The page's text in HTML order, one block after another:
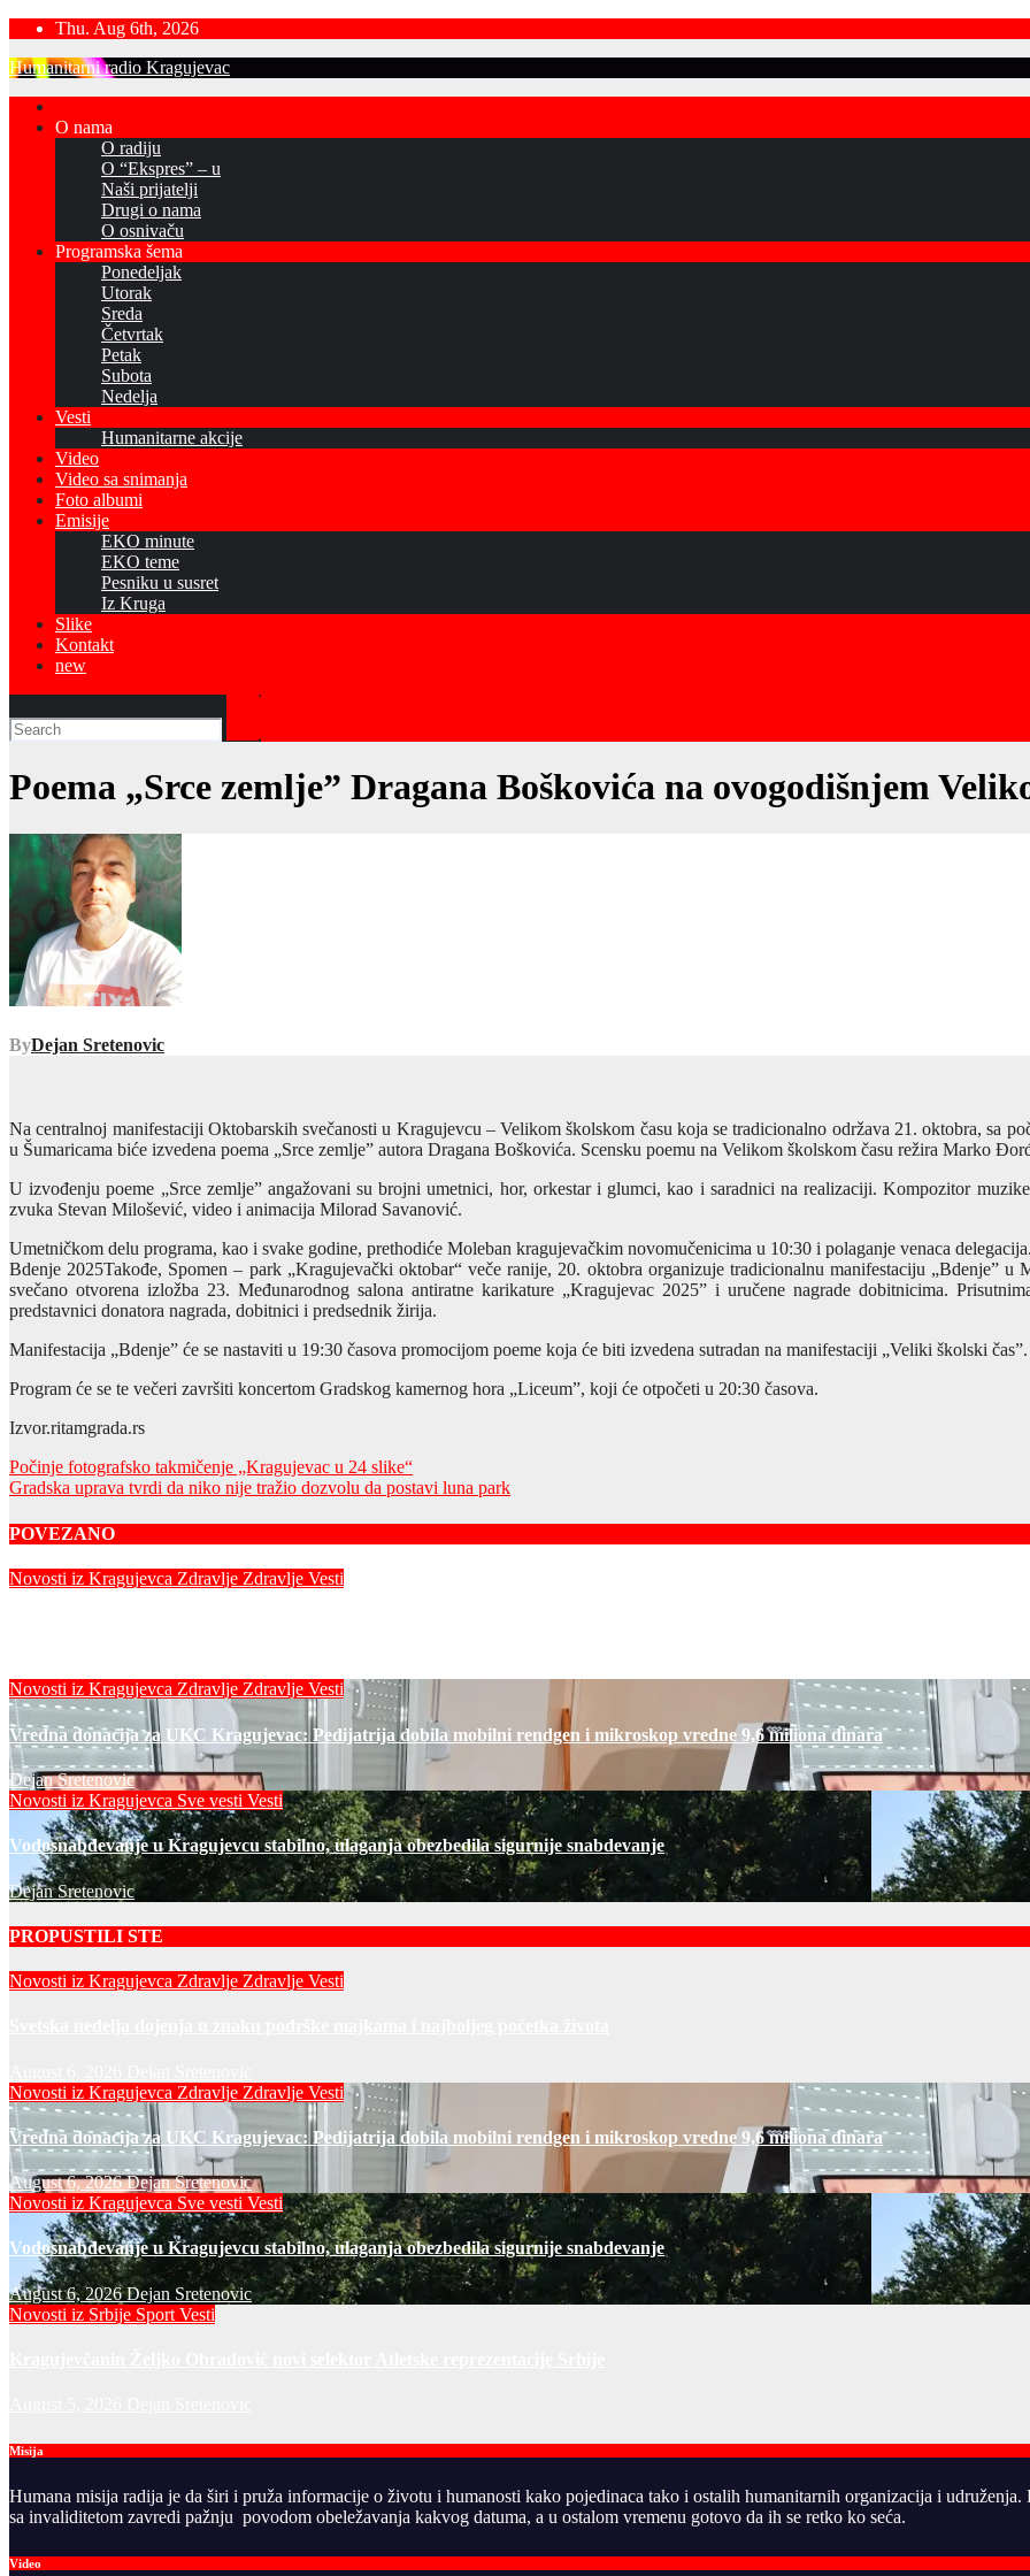
Skip
content
Thu. Aug 6th, 2026
Humanitarni radio Kragujevac
O nama
O radiju
O “Ekspres” – u
Naši prijatelji
Drugi o nama
O osnivaču
Programska šema
Ponedeljak
Utorak
Sreda
Četvrtak
Petak
Subota
Nedelja
Vesti
Humanitarne akcije
Video
Video sa snimanja
Foto albumi
Emisije
EKO minute
EKO teme
Pesniku u susret
Iz Kruga
Slike
Kontakt
new
Poema „Srce zemlje” Dragana Boškovića na ovogodišnjem
ByDejan Sretenovic
Na centralnoj manifestaciji Oktobarskih svečanosti u Kragujevcu – Velikom školskom času koja se tradicionalno održava 21. oktobra, sa
u Šumaricama biće izvedena poema „Srce zemlje” autora Dragana Boškovića. Scensku poemu na Velikom školskom času režira Marko
U izvođenju poeme „Srce zemlje” angažovani su brojni umetnici, hor, orkestar i glumci, kao i saradnici na realizaciji. Kompozitor
zvuka Stevan Milošević, video i animacija Milorad Savanović.
Umetničkom delu programa, kao i svake godine, prethodiće Moleban kragujevačkim novomučenicima u 10:30 i polaganje venaca delegacija.
Bdenje 2025Takođe, Spomen – park „Kragujevački oktobar“ veče ranije, 20. oktobra organizuje tradicionalnu manifestaciju „Bdenje”
svečano otvorena izložba 23. Međunarodnog salona antiratne karikature „Kragujevac 2025” i uručene nagrade dobitnicima.
predstavnici donatora nagrada, dobitnici i predsednik žirija.
Manifestacija „Bdenje” će se nastaviti u 19:30 časova promocijom poeme koja će biti izvedena sutradan na manifestaciji „Veliki školski čas”.
Program će se te večeri završiti koncertom Gradskog kamernog hora „Liceum”, koji će otpočeti u 20:30 časova.
Izvor.ritamgrada.rs
Post
navigation
Počinje fotografsko takmičenje „Kragujevac u 24 slike“
Gradska uprava tvrdi da niko nije tražio dozvolu da postavi luna park
POVEZANO
Novosti iz Kragujevca Zdravlje Zdravlje Vesti
Novosti iz Kragujevca Zdravlje Zdravlje Vesti
Vredna donacija za UKC Kragujevac: Pedijatrija dobila mobilni rendgen i mikroskop vredne 9,6 miliona dinara
Dejan Sretenovic
Novosti iz Kragujevca Sve vesti Vesti
Vodosnabdevanje u Kragujevcu stabilno, ulaganja obezbedila sigurnije snabdevanje
Dejan Sretenovic
PROPUSTILI STE
Novosti iz Kragujevca Zdravlje Zdravlje Vesti
Novosti iz Kragujevca Zdravlje Zdravlje Vesti
Vredna donacija za UKC Kragujevac: Pedijatrija dobila mobilni rendgen i mikroskop vredne 9,6 miliona dinara
August 6, 2026Dejan Sretenovic
Novosti iz Kragujevca Sve vesti Vesti
Vodosnabdevanje u Kragujevcu stabilno, ulaganja obezbedila sigurnije snabdevanje
August 6, 2026Dejan Sretenovic
Novosti iz Srbije Sport Vesti
Misija
Humana misija radija je da širi i pruža informacije o životu i humanosti kako pojedinaca tako i ostalih humanitarnih organizacija i
sa invaliditetom zavredi pažnju povodom obeležavanja kakvog datuma, a u ostalom vremenu gotovo da ih se retko ko seća.
Video